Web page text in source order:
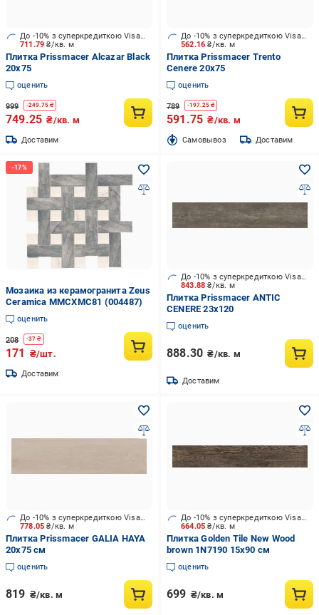
711.79₴/кв. м
До -10% з суперкредиткою Visa Вигода
Плитка Prissmacer Alcazar Black
20x75
оценить
999 -249.75 ₴
749.25 ₴/кв. м
Доставим
562.16₴/кв. м
До -10% з суперкредиткою Visa Вигода
Плитка Prissmacer Trento
Cenere 20x75
оценить
789 -197.25₴
591.75 ₴/кв. м
Cамовывоз Доставим
Мозаика из керамогранита Zeus
Ceramica MMCXMC81 (004487)
оценить
208 -37 ₴
171 ₴/шт.
Доставим
843.88₴/кв. м
До -10% з суперкредиткою Visa Вигода
Плитка Prissmacer ANTIC
CENERE 23х120
оценить
888.30 ₴/кв. м
Доставим
778.05₴/кв. м
До -10% з суперкредиткою Visa Вигода
Плитка Prissmacer GALIA HAYA
20x75 см
оценить
819 ₴/кв. м
664.05₴/кв. м
До -10% з суперкредиткою Visa Вигода
Плитка Golden Tile New Wood
brown 1N7190 15х90 см
оценить
699 ₴/кв. м